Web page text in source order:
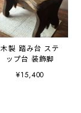
木製 踏み台 ステ
ップ台 装飾脚
¥15,400